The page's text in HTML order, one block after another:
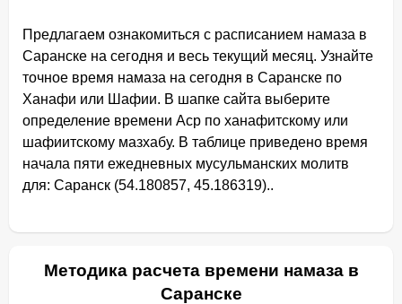
Предлагаем ознакомиться с расписанием намаза в
Саранске на сегодня и весь текущий месяц. Узнайте
точное время намаза на сегодня в Саранске по
Ханафи или Шафии. В шапке сайта выберите
определение времени Аср по ханафитскому или
шафиитскому мазхабу. В таблице приведено время
начала пяти ежедневных мусульманских молитв
для: Саранск (54.180857, 45.186319)..
Методика расчета времени намаза в
Саранске